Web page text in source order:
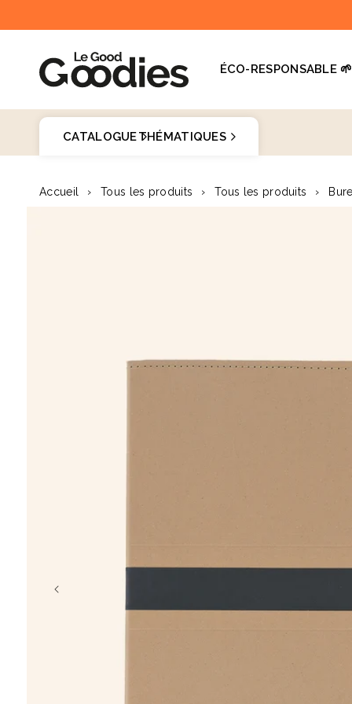
au
ÉCO-RESPONSABLE 🌱
CATALOGUETHÉMATIQUES
Dernières recherches :Supprimer tout
Éventail en
Accueil › Tous les produits › Tous les produits ›